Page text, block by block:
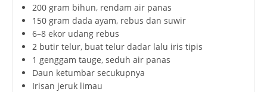
200 gram bihun, rendam air panas
150 gram dada ayam, rebus dan suwir
6–8 ekor udang rebus
2 butir telur, buat telur dadar lalu iris tipis
1 genggam tauge, seduh air panas
Daun ketumbar secukupnya
Irisan jeruk limau